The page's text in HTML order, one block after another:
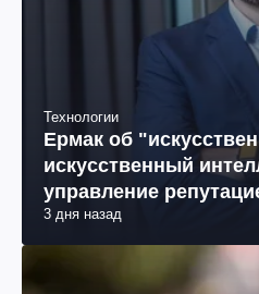
Технологии
Ермак об
искусственный
управление
3 дня назад